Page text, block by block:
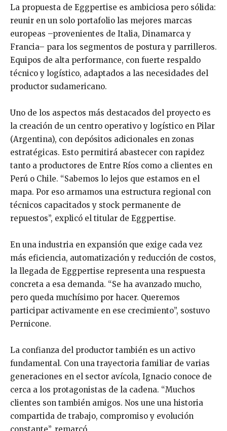
La propuesta de Eggpertise es ambiciosa pero sólida:
reunir en un solo portafolio las mejores marcas
europeas –provenientes de Italia, Dinamarca y
Francia– para los segmentos de postura y parrilleros.
Equipos de alta performance, con fuerte respaldo
técnico y logístico, adaptados a las necesidades del
productor sudamericano.
Uno de los aspectos más destacados del proyecto es
la creación de un centro operativo y logístico en Pilar
(Argentina), con depósitos adicionales en zonas
estratégicas. Esto permitirá abastecer con rapidez
tanto a productores de Entre Ríos como a clientes en
Perú o Chile. “Sabemos lo lejos que estamos en el
mapa. Por eso armamos una estructura regional con
técnicos capacitados y stock permanente de
repuestos”, explicó el titular de Eggpertise.
En una industria en expansión que exige cada vez
más eficiencia, automatización y reducción de costos,
la llegada de Eggpertise representa una respuesta
concreta a esa demanda. “Se ha avanzado mucho,
pero queda muchísimo por hacer. Queremos
participar activamente en ese crecimiento”, sostuvo
Pernicone.
La confianza del productor también es un activo
fundamental. Con una trayectoria familiar de varias
generaciones en el sector avícola, Ignacio conoce de
cerca a los protagonistas de la cadena. “Muchos
clientes son también amigos. Nos une una historia
compartida de trabajo, compromiso y evolución